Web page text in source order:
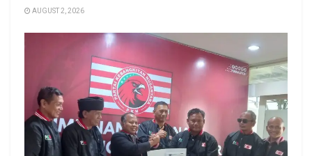
AUGUST 2, 2026